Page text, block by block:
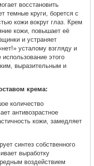
восстановить
темные круги, борется с
кожи вокруг глаз. Крем
кожи, повышает её
и устраняет
усталому взгляду и
этого
выразительным и
крема:
количество
антивозрастное
кожи, замедляет
синтез собственного
выработку
воздействием